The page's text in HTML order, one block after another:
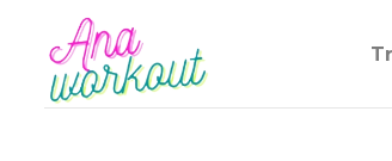
dung